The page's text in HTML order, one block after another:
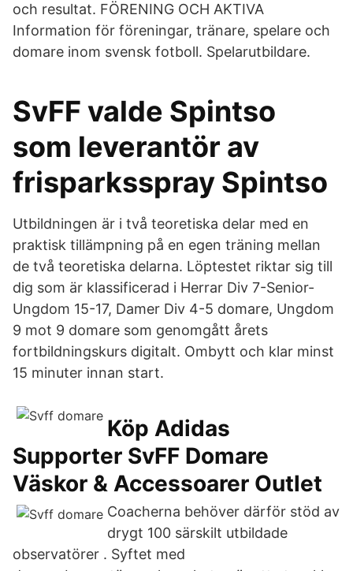
och resultat. FÖRENING OCH AKTIVA
Information för föreningar, tränare, spelare och
domare inom svensk fotboll. Spelarutbildare.
SvFF valde Spintso
som leverantör av
frisparksspray Spintso
Utbildningen är i två teoretiska delar med en
praktisk tillämpning på en egen träning mellan
de två teoretiska delarna. Löptestet riktar sig till
dig som är klassificerad i Herrar Div 7-Senior-
Ungdom 15-17, Damer Div 4-5 domare, Ungdom
9 mot 9 domare som genomgått årets
fortbildningskurs digitalt. Ombytt och klar minst
15 minuter innan start.
Köp Adidas
Supporter SvFF Domare
Väskor & Accessoarer Outlet
Coacherna behöver därför stöd av
drygt 100 särskilt utbildade
observatörer . Syftet med